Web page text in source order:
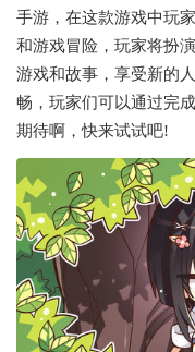
手游，在这款游戏中玩
和游戏冒险，玩家将扮
游戏和故事，享受新的
畅，玩家们可以通过完
期待啊，快来试试吧!